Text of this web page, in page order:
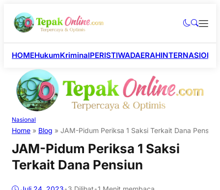
HOMEHukumKriminalPERISTIWADAERAH
Nasional
Home » Blog » JAM-Pidum Periksa 1 Saksi Terkait Dana Pensiun
JAM-Pidum Periksa 1 Saksi
Terkait Dana Pensiun